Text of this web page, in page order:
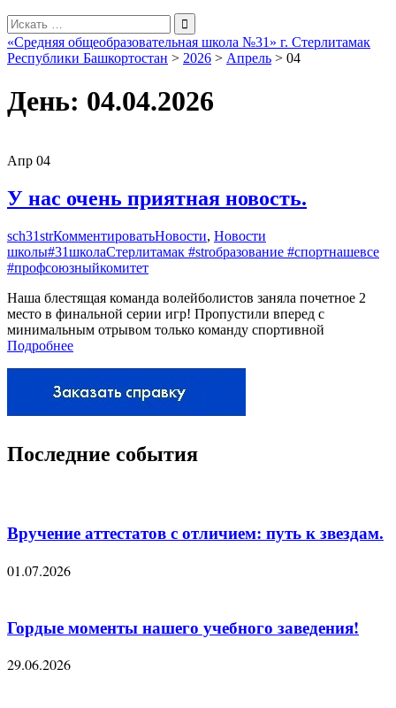
Поиск
для:
«Средняя общеобразовательная школа №31» г. Стерлитамак
Республики Башкортостан > 2026 > Апрель > 04
День: 04.04.2026
Апр 04
У нас очень приятная новость.
sch31strКомментироватьНовости, Новости
школы#31школаСтерлитамак #strобразование #спортнашевсе
#профсоюзныйкомитет
Наша блестящая команда волейболистов заняла почетное 2
место в финальной серии игр! Пропустили вперед с
минимальным отрывом только команду спортивной
Подробнее
Последние события
Вручение аттестатов с отличием: путь к звездам.
01.07.2026
Гордые моменты нашего учебного заведения!
29.06.2026